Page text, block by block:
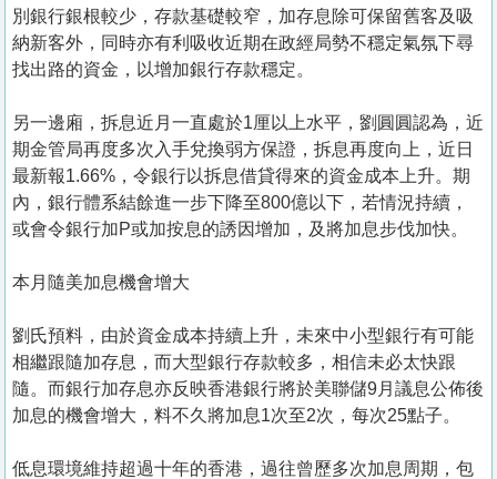
別銀行銀根較少，存款基礎較窄，加存息除可保留舊客及吸
納新客外，同時亦有利吸收近期在政經局勢不穩定氣氛下尋
找出路的資金，以增加銀行存款穩定。
另一邊廂，拆息近月一直處於1厘以上水平，劉圓圓認為，近
期金管局再度多次入手兌換弱方保證，拆息再度向上，近日
最新報1.66%，令銀行以拆息借貸得來的資金成本上升。期
內，銀行體系結餘進一步下降至800億以下，若情況持續，
或會令銀行加P或加按息的誘因增加，及將加息步伐加快。
本月隨美加息機會增大
劉氏預料，由於資金成本持續上升，未來中小型銀行有可能
相繼跟隨加存息，而大型銀行存款較多，相信未必太快跟
隨。而銀行加存息亦反映香港銀行將於美聯儲9月議息公佈後
加息的機會增大，料不久將加息1次至2次，每次25點子。
低息環境維持超過十年的香港，過往曾歷多次加息周期，包